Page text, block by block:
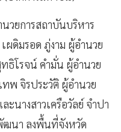
วยการสถาบันบริหาร
ผดิมรอด ภู่งาม ผู้อำนวย
ธิโรจน์ คำมั่น ผู้อำนวย
พ จิรประวัติ ผู้อำนวย
นางสาวเครือวัลย์ จำปา
ฒนา ลงพื้นที่จังหวัด